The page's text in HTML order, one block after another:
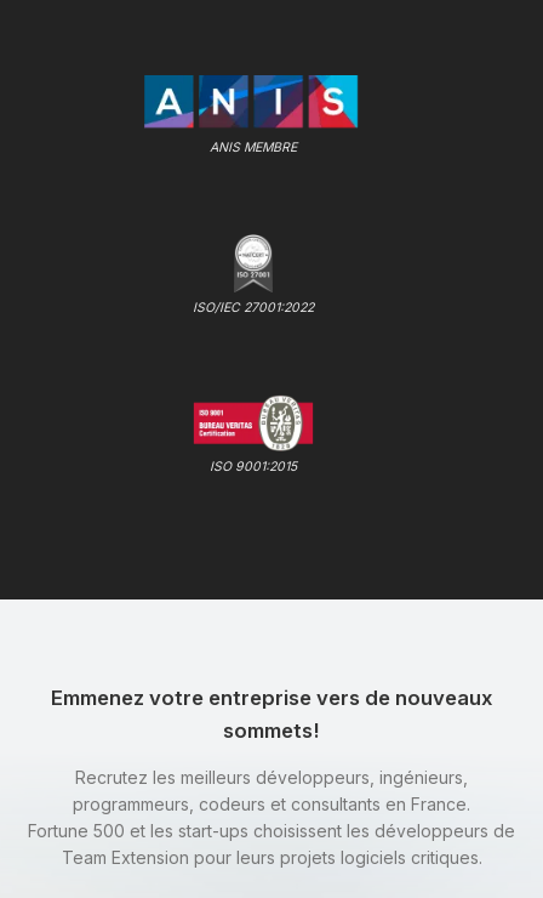
ANIS MEMBRE
ISO/IEC 27001:2022
ISO 9001:2015
Emmenez votre entreprise vers de nouveaux
sommets!
Recrutez les meilleurs développeurs, ingénieurs,
programmeurs, codeurs et consultants en France.
Fortune 500 et les start-ups choisissent les développeurs de
Team Extension pour leurs projets logiciels critiques.